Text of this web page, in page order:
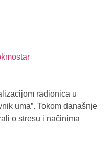
radionica u
uma”. Tokom današnje
o stresu i načinima